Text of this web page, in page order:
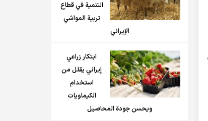
التنمية في قطاع
تربية المواشي
الإيراني
ابتكار زراعي
إيراني يقلل من
استخدام
الكيماويات
ويحسن جودة المحاصيل